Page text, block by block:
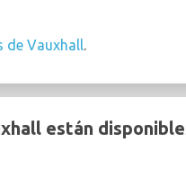
de Vauxhall.
están